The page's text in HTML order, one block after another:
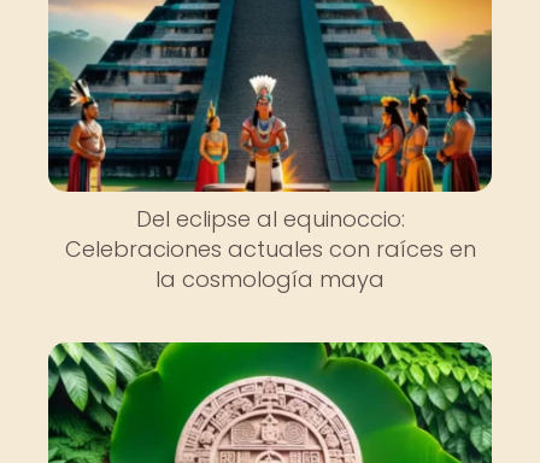
Del eclipse al equinoccio:
Celebraciones actuales con raíces en
la cosmología maya